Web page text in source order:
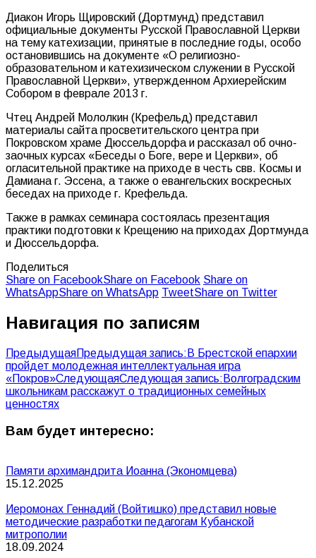
Диакон Игорь Щировский (Дортмунд) представил
официальные документы Русской Православной Церкви
на тему катехизации, принятые в последние годы, особо
остановившись на документе «О религиозно-
образовательном и катехизическом служении в Русской
Православной Церкви», утвержденном Архиерейским
Собором в феврале 2013 г.
Чтец Андрей Мололкин (Крефельд) представил
материалы сайта просветительского центра при
Покровском храме Дюссельдорфа и рассказал об очно-
заочных курсах «Беседы о Боге, вере и Церкви», об
огласительной практике на приходе в честь свв. Космы и
Дамиана г. Эссена, а также о евангельских воскресных
беседах на приходе г. Крефельда.
Также в рамках семинара состоялась презентация
практики подготовки к Крещению на приходах Дортмунда
и Дюссельдорфа.
Поделиться
Share on FacebookShare on Facebook Share on
WhatsAppShare on WhatsApp TweetShare on Twitter
Навигация по записям
ПредыдущаяПредыдущая запись: В Брестской епархии
пройдет молодежная интеллектуальная игра
«Покров»СледующаяСледующая запись: Волгоградским
школьникам расскажут о традиционных семейных
ценностях
Вам будет интересно:
Памяти архимандрита Иоанна (Экономцева)
15.12.2025
Иеромонах Геннадий (Войтишко) представил новые
методические разработки педагогам Кубанской
митрополии
18.09.2024